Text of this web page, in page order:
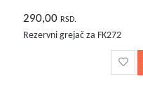
290,00 RSD.
Rezervni grejač za FK272